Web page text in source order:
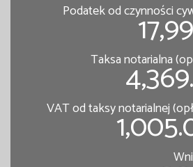
Podatek od czynności
Taksa notarialna
VAT od taksy notarialnej